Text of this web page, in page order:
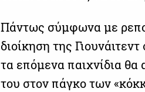
Πάντως σύμφωνα με
διοίκηση της
τα επόμενα παιχνίδια θα
του στον πάγκο των